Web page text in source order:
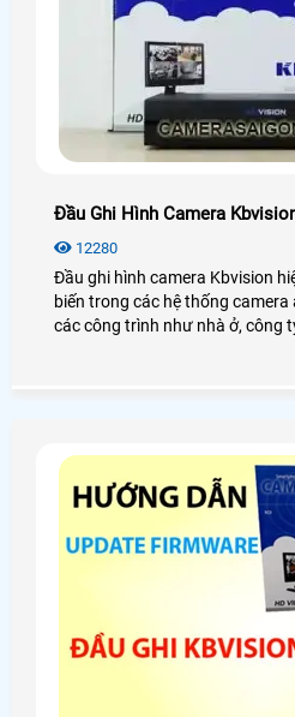
Đầu Ghi Hình Camera
12280
Đầu ghi hình camera Kbvision
biến trong các hệ thống
các công trình như nhà ở, công ty,